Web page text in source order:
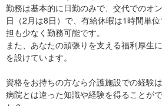
勤務は基本的に日勤のみで、交代でのオ
日（2月は8日）で、有給休暇は1時間単
担も少なく勤務可能です。
また、あなたの頑張りを支える福利厚生
を設けています。
資格をお持ちの方なら介護施設での経験
病院とは違った知識や経験を得ることが